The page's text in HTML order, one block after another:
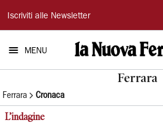
La
Nuova
Ferrara
Iscriviti alle Newsletter
MENU
Ferrara
Ferrara Cronaca
L’indagine